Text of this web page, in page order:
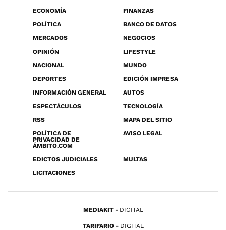
ECONOMÍA
FINANZAS
POLÍTICA
BANCO DE DATOS
MERCADOS
NEGOCIOS
OPINIÓN
LIFESTYLE
NACIONAL
MUNDO
DEPORTES
EDICIÓN IMPRESA
INFORMACIÓN GENERAL
AUTOS
ESPECTÁCULOS
TECNOLOGÍA
RSS
MAPA DEL SITIO
POLÍTICA DE
PRIVACIDAD DE
ÁMBITO.COM
AVISO LEGAL
EDICTOS JUDICIALES
MULTAS
LICITACIONES
MEDIAKIT DIGITAL
TARIFARIO DIGITAL